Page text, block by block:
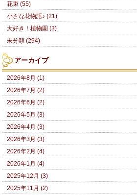
花束 (55)
小さな花物語♪ (21)
大好き！植物園 (3)
未分類 (294)
アーカイブ
2026年8月 (1)
2026年7月 (2)
2026年6月 (2)
2026年5月 (3)
2026年4月 (3)
2026年3月 (3)
2026年2月 (4)
2026年1月 (4)
2025年12月 (3)
2025年11月 (2)